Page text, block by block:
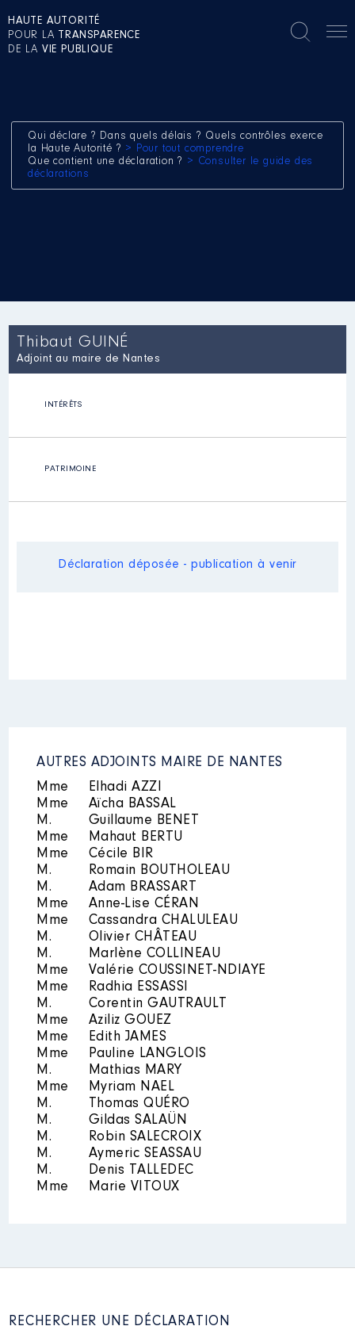
HAUTE AUTORITÉ
POUR LA TRANSPARENCE
DE LA VIE PUBLIQUE
Qui déclare ? Dans quels délais ? Quels contrôles exerce
la Haute Autorité ? > Pour tout comprendre
Que contient une déclaration ? > Consulter le guide des
déclarations
Thibaut GUINÉ
Adjoint au maire de Nantes
INTÉRÊTS
PATRIMOINE
Déclaration déposée - publication à venir
AUTRES ADJOINTS MAIRE DE NANTES
Mme
Elhadi AZZI
Mme
Aïcha BASSAL
M.
Guillaume BENET
Mme
Mahaut BERTU
Mme
Cécile BIR
M.
Romain BOUTHOLEAU
M.
Adam BRASSART
Mme
Anne-Lise CÉRAN
Mme
Cassandra CHALULEAU
M.
Olivier CHÂTEAU
M.
Marlène COLLINEAU
Mme
Valérie COUSSINET-NDIAYE
Mme
Radhia ESSASSI
M.
Corentin GAUTRAULT
Mme
Aziliz GOUEZ
Mme
Edith JAMES
Mme
Pauline LANGLOIS
M.
Mathias MARY
Mme
Myriam NAEL
M.
Thomas QUÉRO
M.
Gildas SALAÜN
M.
Robin SALECROIX
M.
Aymeric SEASSAU
M.
Denis TALLEDEC
Mme
Marie VITOUX
RECHERCHER UNE DÉCLARATION